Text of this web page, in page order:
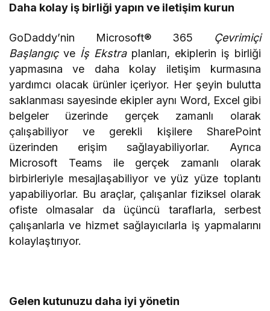
Daha kolay iş birliği yapın ve iletişim kurun
GoDaddy’nin Microsoft® 365 Çevrimiçi
Başlangıçve İş Ekstraplanları, ekiplerin iş birliği
yapmasına ve daha kolay iletişim kurmasına
yardımcı olacak ürünler içeriyor. Her şeyin bulutta
saklanması sayesinde ekipler aynı Word, Excel gibi
belgeler üzerinde gerçek zamanlı olarak
çalışabiliyor ve gerekli kişilere SharePoint
üzerinden erişim sağlayabiliyorlar. Ayrıca
Microsoft Teams ile gerçek zamanlı olarak
birbirleriyle mesajlaşabiliyor ve yüz yüze toplantı
yapabiliyorlar. Bu araçlar, çalışanlar fiziksel olarak
ofiste olmasalar da üçüncü taraflarla, serbest
çalışanlarla ve hizmet sağlayıcılarla iş yapmalarını
kolaylaştırıyor.
Gelen kutunuzu daha iyi yönetin